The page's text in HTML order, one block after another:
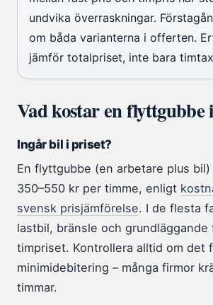
undvika överraskningar.
om båda varianterna i offerten.
jämför totalpriset, inte bara
Vad kostar en flyttgubbe
Ingår bil i priset?
En flyttgubbe (en arbetare plus
350–550 kr per timme, enligt
svensk prisjämförelse. I de flesta
lastbil, bränsle och
timpriset. Kontrollera alltid om det
minimidebitering – många firmor
timmar.